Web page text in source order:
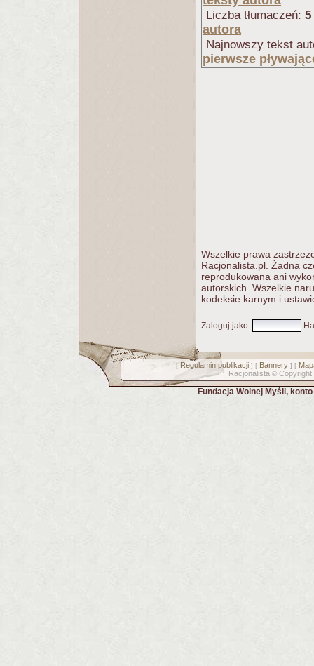
Liczba tłumaczeń: 5
autora
Najnowszy tekst
pierwsze
Wszelkie prawa
Racjonalista.pl. Żadna
reprodukowana ani
autorskich. Wszelkie
kodeksie karnym i
Zaloguj jako:
[ Regulamin publikacji] [ Bannery] [
Racjonalista © Copyright
Fundacja Wolnej Myśli,